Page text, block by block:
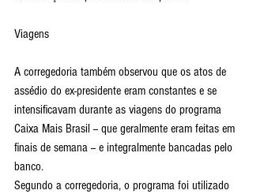
Viagens
A corregedoria também observou que os atos de
assédio do ex-presidente eram constantes e se
intensificavam durante as viagens do programa
Caixa Mais Brasil -- que geralmente eram feitas em
finais de semana -- e integralmente bancadas pelo
banco.
Segundo a corregedoria, o programa foi utilizado